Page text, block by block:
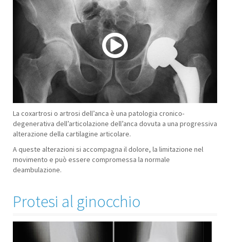
00:00 /
La coxartrosi o artrosi dell’anca è una patologia cronico-
degenerativa dell’articolazione dell’anca dovuta a una progressiva
alterazione della cartilagine articolare.
A queste alterazioni si accompagna il dolore, la limitazione nel
movimento e può essere compromessa la normale
deambulazione.
Protesi al ginocchio